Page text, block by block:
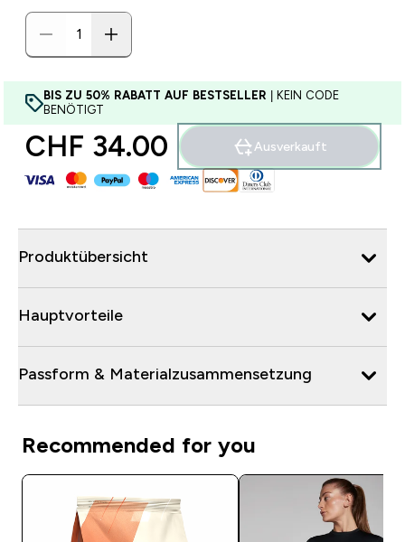
BIS ZU 50% RABATT AUF BESTSELLER | KEIN CODE
BENÖTIGT
CHF 34.00‎ Ausverkauft
Produktübersicht
Hauptvorteile
Passform & Materialzusammensetzung
Recommended for you